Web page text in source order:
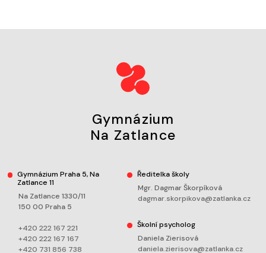
Gymnázium
Na Zatlance
Gymnázium Praha 5, Na
Zatlance 11
Na Zatlance 1330/11
150 00 Praha 5
+420 222 167 221
+420 222 167 167
+420 731 856 738
Ředitelka školy
Mgr. Dagmar Škorpíková
dagmar.skorpikova@zatlanka.cz
Školní psycholog
Daniela Zierisová
daniela.zierisova@zatlanka.cz